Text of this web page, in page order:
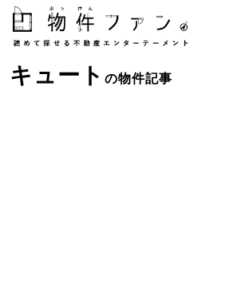
キュート の物件記事